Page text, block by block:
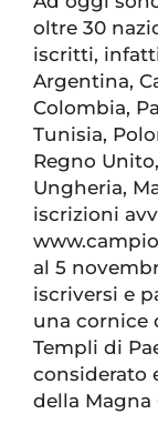
oltre 30
iscritti,
Argentina,
Colombia,
Tunisia,
Regno
Ungheria,
iscrizioni
al 5
iscriversi e
una cornice
Templi di
considerato
della Magna